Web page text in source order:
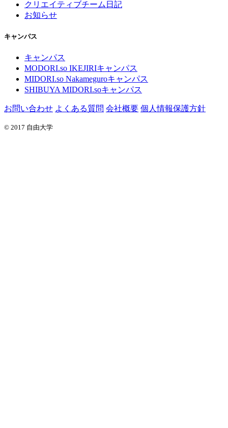
クリエイティブチーム日記
お知らせ
キャンパス
キャンパス
MODORI.so IKEJIRIキャンパス
MIDORI.so Nakameguroキャンパス
SHIBUYA MIDORI.soキャンパス
お問い合わせ よくある質問 会社概要 個人情報保護方針
© 2017 自由大学